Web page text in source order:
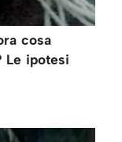
cosa
Le ipotesi